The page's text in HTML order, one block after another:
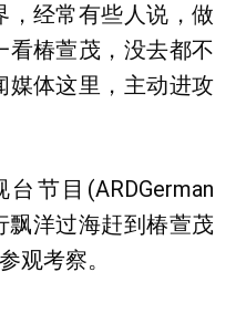
，经常有些人说，做
看椿萱茂，没去都不
媒体这里，主动进攻
节目(ARDGerman
飘洋过海赶到椿萱茂
观考察。